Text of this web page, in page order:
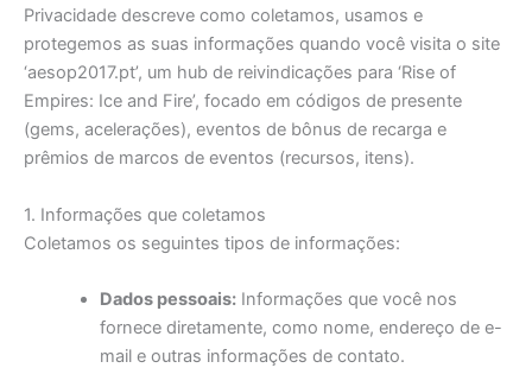
Privacidade descreve como coletamos, usamos e
protegemos as suas informações quando você visita o site
‘aesop2017.pt’, um hub de reivindicações para ‘Rise of
Empires: Ice and Fire’, focado em códigos de presente
(gems, acelerações), eventos de bônus de recarga e
prêmios de marcos de eventos (recursos, itens).
1. Informações que coletamos
Coletamos os seguintes tipos de informações:
Dados pessoais:Informações que você nos
fornece diretamente, como nome, endereço de e-
mail e outras informações de contato.